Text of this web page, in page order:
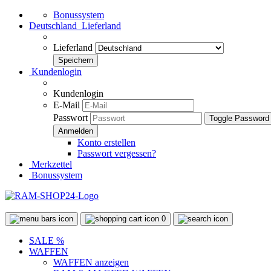
Bonussystem
Deutschland Lieferland
Lieferland
Kundenlogin
Kundenlogin
E-Mail
Passwort
Toggle
Konto erstellen
Passwort vergessen?
Merkzettel
Bonussystem
0
SALE %
WAFFEN
WAFFEN anzeigen